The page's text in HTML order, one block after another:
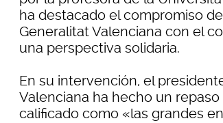
ha destacado el compromiso
Generalitat Valenciana con el
una perspectiva solidaria.
En su intervención, el
Valenciana ha hecho un
calificado como «las grandes